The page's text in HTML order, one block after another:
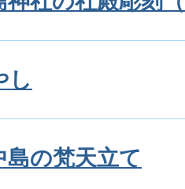
し
島の梵天立て